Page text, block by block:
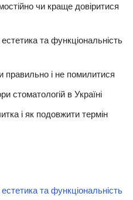
чи краще довіритися
та функціональність
і не помилитися
стоматологій в Україні
і як подовжити термін
та функціональність